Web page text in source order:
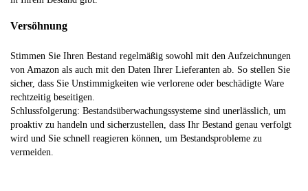
Versöhnung
Stimmen Sie Ihren Bestand regelmäßig sowohl mit den Aufzeichnungen
von Amazon als auch mit den Daten Ihrer Lieferanten ab. So stellen Sie
sicher, dass Sie Unstimmigkeiten wie verlorene oder beschädigte Ware
rechtzeitig beseitigen.
Schlussfolgerung: Bestandsüberwachungssysteme sind unerlässlich, um
proaktiv zu handeln und sicherzustellen, dass Ihr Bestand genau verfolgt
wird und Sie schnell reagieren können, um Bestandsprobleme zu
vermeiden.